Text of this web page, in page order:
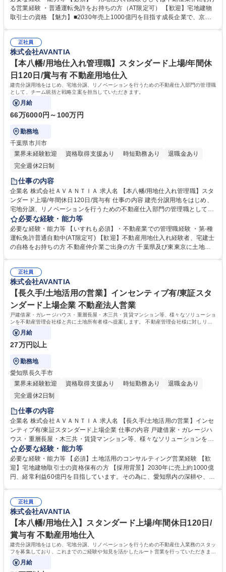
地調査、決裁資料の作成、仕入契約および決済までの一連の業務を担当い
ただきます。建売分譲用地、宅地分譲、リノベーション、共同住宅、事業
販売営業】スタンダード上場/休日120日/賞与有
る営業経験 ・普通運転免許をお持ちの方（AT限定可） 【歓迎】宅地建物
取引士の資格 【魅力】■2030年売上1000億円を目指す成長企業で、京都
業務に専念できる体制が整っており、営業活動に集中して成果を出せる環
境です ■年2回のインセンティブ制度があり、成果に応じた評価を受けら
れます 学歴・資格 学歴：大学院 大学 高専 短大 専修学校 高校 語学力：
資格：
正社員
株式会社AVANTIA
【本八幡/用地仕入れ管理職】スタンダード上場/年間休
日120日/賞与有 不動産用地仕入
建売分譲用地をはじめ、宅地分譲、リノベーションを行うための不動産仕入部門の管理職
として、チーム統括と戦略立案を担当していただきます。
月給
66万6000円～100万円
勤務地
千葉県市川市
業界未経験歓迎
資格取得支援あり 時短勤務あり
退職金あり
完全週休2日制
仕事の内容
企業名 株式会社ＡＶＡＮＴＩＡ 求人名 【本八幡/用地仕入れ管理職】スタ
ンダード上場/年間休日120日/賞与有 仕事の内容 建売分譲用地をはじめ、
宅地分譲、リノベーションを行うための不動産仕入部門の管理職として、
チーム統括と戦略立案を担当していただきます。 【具体的には】不動産仕
入部門の統括管理、チームメンバーの指導・育成、仕入戦略の立案・実
行、重要案件の交渉・決済、住宅商品企画の統括を担当していただきま
す。販売は仲介会社にお願いしております。 【業務内容の変更範囲】当社
必要な経験・能力等
必要な経験・能力等 【いすれも必須】・不動産業での管理職経験 ・第-種
運転免許普通自動中(AT限定可) 【歓迎】不動産用地仕入れ経験者、宅建士
の自格をお持ちの方 不動産仲介業ご出身の方 千葉県及び東東京に土地勘
っています。外部から上記当社の取り組みについて認定や認証をいたたい
ております。「健康経営優良法人2023」認定取得※大企業部門 「あいち
女性輝きカンハニ 認証取得 学歴・資格 学歴：大学院 大学 高専 短大 専修
学校 高校 語学力： 資格：
正社員
株式会社AVANTIA
【長久手/土地活用の営業】インセンティブ有/東証スタ
ンダード上場企業 不動産法人営業
戸建借家・ガレージハウス・重層長屋・木三共・賃貸マンション等、様々なソリューショ
ンを不動産管理会社様と共に土地所有者様へ提案します。 不動産管理会社様に対しリレ
ーション営業を展開しますので、
月給
27万円以上
勤務地
愛知県長久手市
業界未経験歓迎
資格取得支援あり 時短勤務あり
退職金あり
完全週休2日制
仕事の内容
企業名 株式会社ＡＶＡＮＴＩＡ 求人名 【長久手/土地活用の営業】インセ
ンティブ有/東証スタンダード上場企業 仕事の内容 戸建借家・ガレージハ
ウス・重層長屋・木三共・賃貸マンション等、様々なソリューションを不
動産管理会社様と共に土地所有者様へ提案します。 不動産管理会社様に対
しリレーション営業を展開しますので、 営業先は法人です。 【特徴】 ・
土地所有者様への直接営業は行いません ・営業成績に応じたインセンティ
ブ制度あり ・社内外の専門家と連携し、資産活用の総合的な提案が可能
必要な経験・能力等
必要な経験・能力等 【必須】土地活用のコンサルティング営業経験 【歓
迎】宅地建物取引士の資格保有の方 【採用背景】2030年に売上約1000億
円、経常利益60億円を目指しています。その為に、愛知県内の深耕や、関
として様々なソリューションを軸に、不動産管理会社様と共に土地所有者
様にコンサルティングを行う「アセット事業部」を立ち上げ、この度メン
バーを増員をいたします。 学歴・資格 学歴：大学院 大学 高専 短大 専修
学校 高校 語学力： 資格：
正社員
株式会社AVANTIA
【本八幡/用地仕入】スタンダード上場/年間休日120日/
賞与有 不動産用地仕入
建売分譲用地をはじめ、宅地分譲、リノベーションを行うための不動産仕入業務のスタッ
フを募集しており、これまでのご経験や知見を活かしたルート営業を行っていただきま
す！
月給